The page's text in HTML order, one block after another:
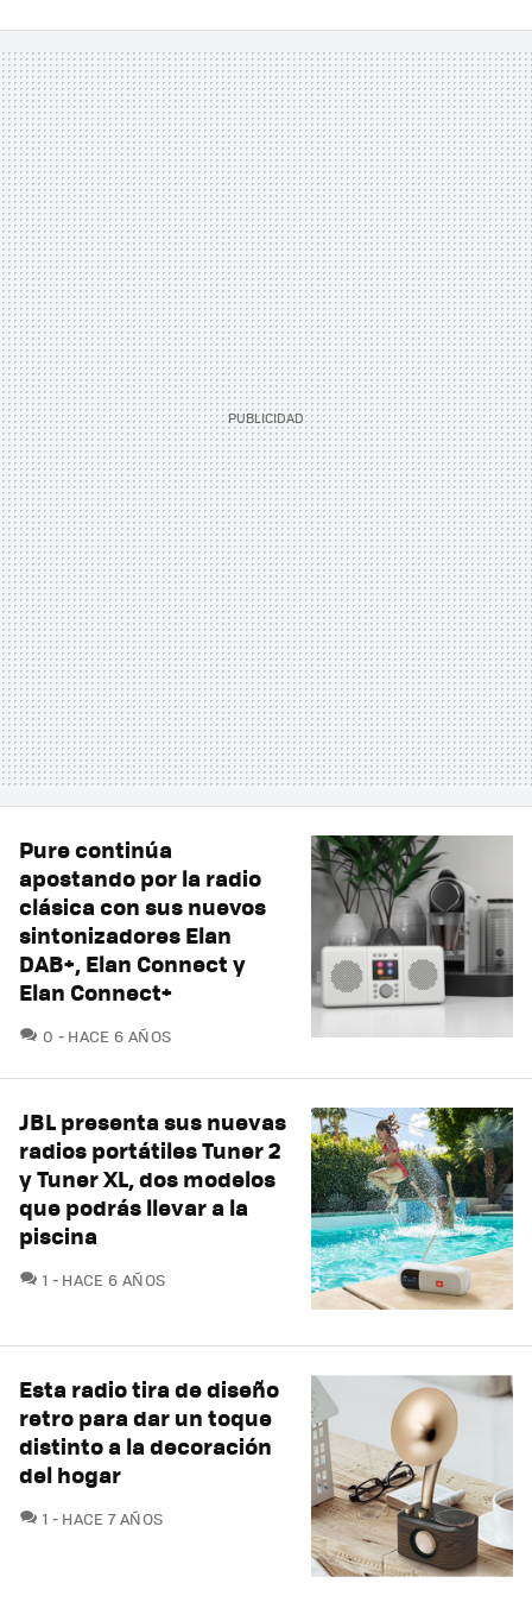
Pure continúa
apostando por la radio
clásica con sus nuevos
sintonizadores Elan
DAB+, Elan Connect y
Elan Connect+
0 COMENTARIOS
HACE 6 AÑOS
JBL presenta sus nuevas
radios portátiles Tuner 2
y Tuner XL, dos modelos
que podrás llevar a la
piscina
1 COMENTARIOS
HACE 6 AÑOS
Esta radio tira de diseño
retro para dar un toque
distinto a la decoración
del hogar
1 COMENTARIOS
HACE 7 AÑOS